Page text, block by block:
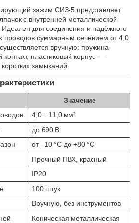
зажим СИЗ‑5 представляет
с внутренней металлической
Идеален для соединения и надёжного
проводов суммарным сечением от 4,0
вручную: пружина
контакт, пластиковый корпус —
замыканий.
Значение
4,0…11,0 мм²
до 690 В
от –10 °C до +80 °C
Прочный ПВХ, красный
IP20
100 штук
Вручную, без инструментов
Коническая металлическая